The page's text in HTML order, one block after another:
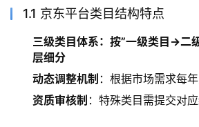
1.1 京东平台类目结构特点
三级类目体系：按”一级类目→二
层细分
动态调整机制 ：根据市场需求每
资质审核制 ：特殊类目需提交对